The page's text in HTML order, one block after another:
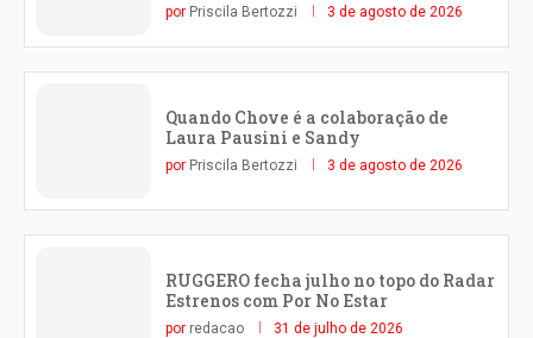
por Priscila Bertozzi 3 de agosto de 2026
Quando Chove é a colaboração de
Laura Pausini e Sandy
por Priscila Bertozzi 3 de agosto de 2026
RUGGERO fecha julho no topo do Radar
Estrenos com Por No Estar
por redacao 31 de julho de 2026